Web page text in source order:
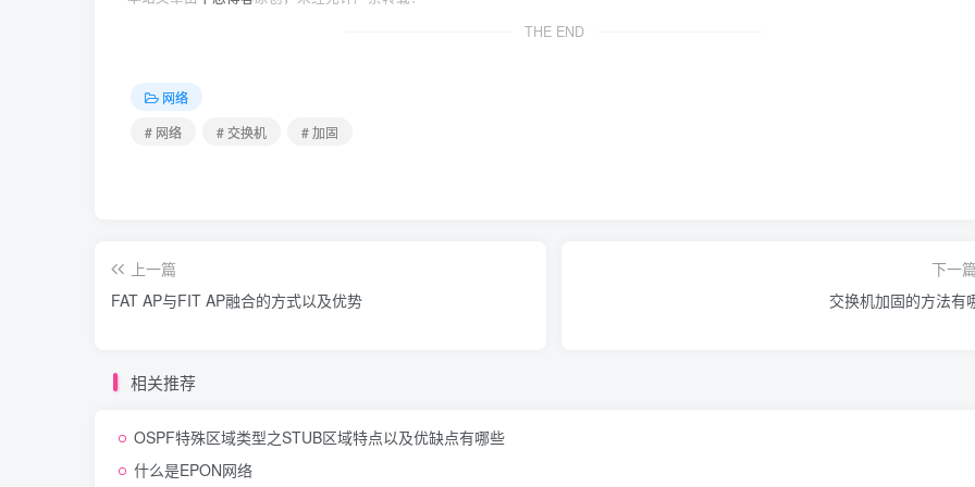
THE END
网络
# 网络
# 交换机 # 加固
上一篇
FAT AP与FIT AP融合的方式以及优势
下一
交换机加固的方法有
相关推荐
OSPF特殊区域类型之STUB区域特点以及优缺点有哪些
什么是EPON网络